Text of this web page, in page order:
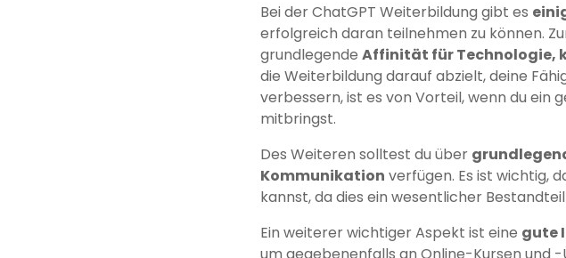
Bei der ChatGPT Weiterbildung gibt es
erfolgreich daran teilnehmen zu können.
grundlegende Affinität für Technologie,
die Weiterbildung darauf abzielt, deine
verbessern, ist es von Vorteil, wenn du ein
mitbringst.
Des Weiteren solltest du über
Kommunikation verfügen. Es ist wichtig,
kannst, da dies ein wesentlicher
Ein weiterer wichtiger Aspekt ist eine gute